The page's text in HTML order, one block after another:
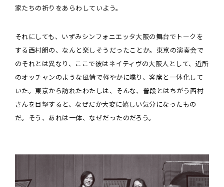
家たちの祈りをあらわしていよう。
それにしても、いずみシンフォニエッタ大阪の舞台でトークを
する西村朗の、なんと楽しそうだったことか。東京の演奏会で
のそれとは異なり、ここで彼はネイティヴの大阪人として、近所
のオッチャンのような風情で軽やかに喋り、客席と一体化して
いた。東京から訪れたわたしは、そんな、普段とはちがう西村
さんを目撃すると、なぜだか大変に嬉しい気分になったもの
だ。そう、あれは一体、なぜだったのだろう。